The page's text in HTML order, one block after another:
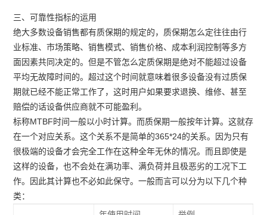
三、可靠性指标的运用
绝大多数设备销售都有质保期的规定的，质保期怎么定往往由行
业标准、市场策略、销售模式、销售价格、成本利润控制等多方
面因素共同决定的。但是不管怎么定质保期是绝对不能超过设备
平均无故障时间的。超过这个时间就意味着很多设备没有过质保
期就已经不能正常工作了，这时用户如果要求退换、维修、甚至
赔偿的话设备供应商就不可能盈利。
标称MTBF时间一般以小时计算。而质保期一般按年计算。这就存
在一个对应关系。这个关系不是简单的365*24的关系。因为只有
很极端的设备才会完全工作在这种全年无休的情况。而且即使是
这样的设备，也不会处在满功率、满负荷并且极恶劣的工况下工
作。因此其计算也不必如此保守。一般而言可以分为以下几个种
类：